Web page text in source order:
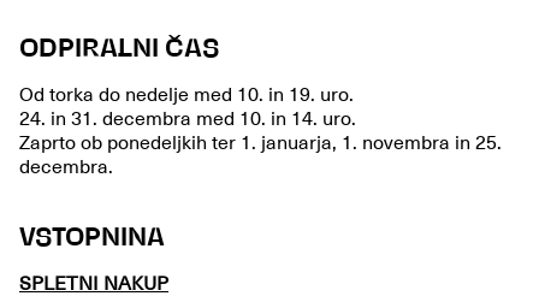
ODPIRALNI ČAS
Od torka do nedelje med 10. in 19. uro.
24. in 31. decembra med 10. in 14. uro.
Zaprto ob ponedeljkih ter 1. januarja, 1. novembra in 25.
decembra.
VSTOPNINA
SPLETNI NAKUP